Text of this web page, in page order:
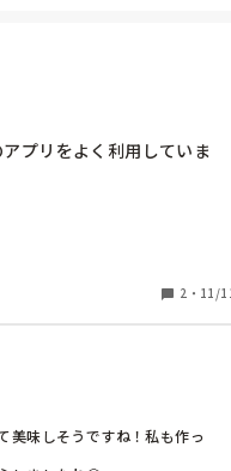
プリをよく利用していま
て、皮を剥くのがめんどく
気づいたらぶよぶよ💦
ら、柿ゼリーと柿のドレッ
❗
けて食べても美味しいです
けても良いですよ❗
ました😅
2 ・ 11/
美味しそうですね！私も作っ